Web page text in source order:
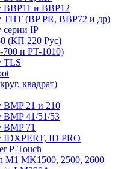
BBP11 и BBP12
THT (BP PR, BBP72 и др)
серии IP
(КП 220 Рус)
и PT-1010)
TLS
квадрат)
BMP 21 и 210
BMP 41/51/53
BMP 71
IDXPERT, ID PRO
P-Touch
M1 MK1500, 2500, 2600